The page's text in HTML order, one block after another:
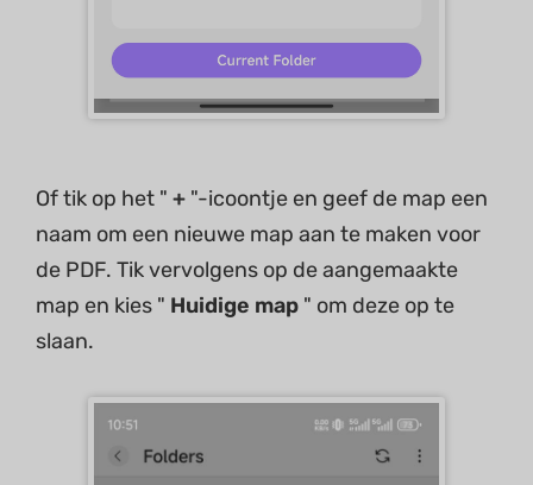
Of tik op het " + "-icoontje en geef de map een
naam om een nieuwe map aan te maken voor
de PDF. Tik vervolgens op de aangemaakte
map en kies " Huidige map " om deze op te
slaan.